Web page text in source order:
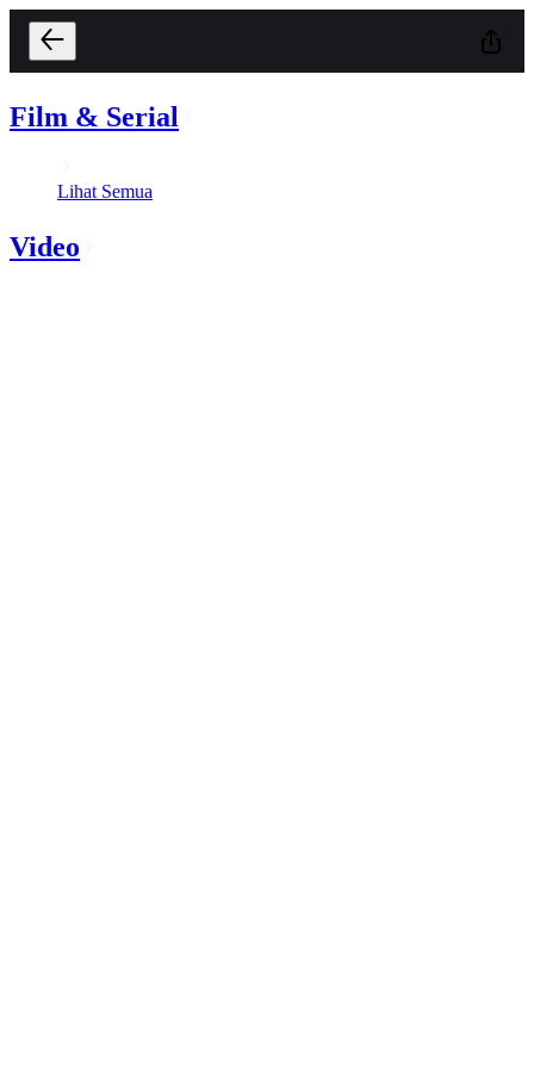
Film & Serial
Lihat Semua
Video